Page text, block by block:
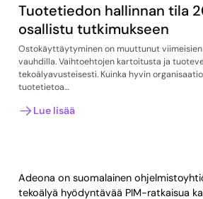
Tuotetiedon hallinnan tila
osallistu tutkimukseen
Ostokäyttäytyminen on muuttunut viimeisien
vauhdilla. Vaihtoehtojen kartoitusta ja
tekoälyavusteisesti. Kuinka hyvin
tuotetietoa…
Lue lisää
Adeona on suomalainen
tekoälyä hyödyntävää PIM-ratkaisua